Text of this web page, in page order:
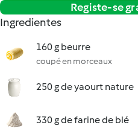
Registe-se
Ingredientes
160 g beurre
coupé en morceaux
250 g de yaourt nature
330 g de farine de blé